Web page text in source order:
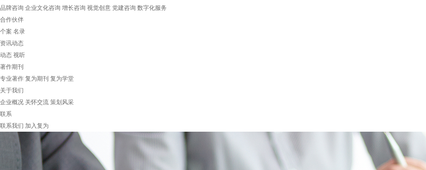
品牌咨询 企业文化咨询 增长咨询 视觉创意 党建咨询 数字化服务
合作伙伴
个案 名录
资讯动态
动态 视听
著作期刊
专业著作 复为期刊 复为学堂
关于我们
企业概况 关怀交流 策划风采
联系
联系我们 加入复为